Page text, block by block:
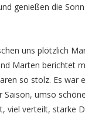
genießen die
uns plötzlich
Marten berichtet
so stolz. Es
Saison, umso
viel verteilt, starke